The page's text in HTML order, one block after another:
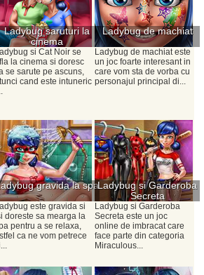
Ladybug saruturi la
cinema
si Cat Noir se
la cinema si doresc
se sarute pe ascuns,
cand este intuneric
Ladybug de machiat
Ladybug de machiat este
un joc foarte interesant in
care vom sta de vorba cu
personajul principal di...
gravida la spa
este gravida si
doreste sa mearga la
pentru a se relaxa,
ca ne vom petrece
Ladybug si Garderoba
Secreta
Ladybug si Garderoba
Secreta este un joc
online de imbracat care
face parte din categoria
Miraculous...